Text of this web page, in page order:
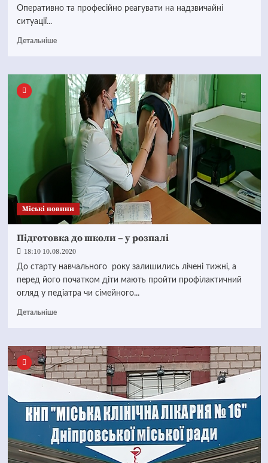
Оперативно та професійно реагувати на надзвичайні
ситуації...
Детальніше
Mіські новини
Підготовка до школи – у розпалі
18:10 10.08.2020
До старту навчального року залишились лічені тижні, а
перед його початком діти мають пройти профілактичний
огляд у педіатра чи сімейного...
Детальніше